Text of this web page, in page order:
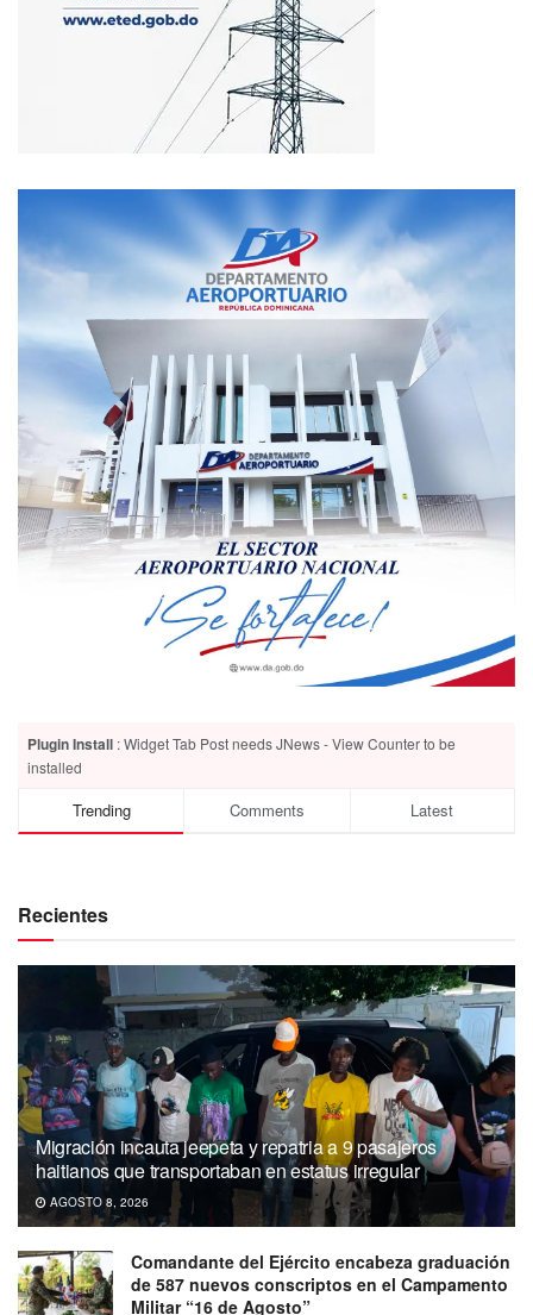
Plugin Install : Widget Tab Post needs JNews - View Counter to be
installed
Trending Comments Latest
Recientes
Migración incauta jeepeta y repatria a 9 pasajeros
haitianos que transportaban en estatus irregular
AGOSTO 8, 2026
Comandante del Ejército encabeza graduación
de 587 nuevos conscriptos en el Campamento
Militar “16 de Agosto”